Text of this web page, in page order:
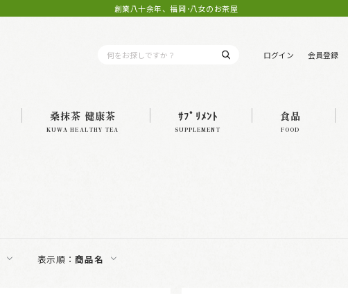
創業八十余年、福岡･八女のお茶屋
ログイン 会員登録
桑抹茶 健康茶
KUWA HEALTHY TEA
ｻﾌﾟﾘﾒﾝﾄ
SUPPLEMENT
食品
FOOD
表示順：商品名